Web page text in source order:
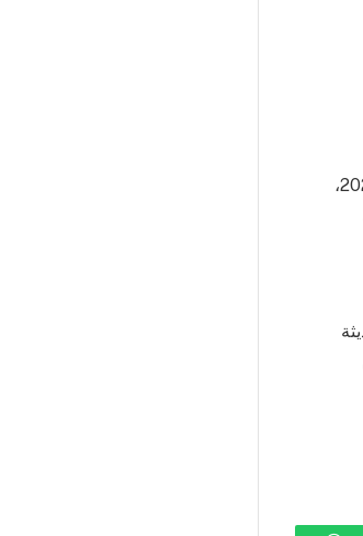
هذا ومن المقرر الانتهاء من جميع الإضافات السكنية الثلاثة الجديدة في ليتل أثينا في الربع الرابع من عام 2026،